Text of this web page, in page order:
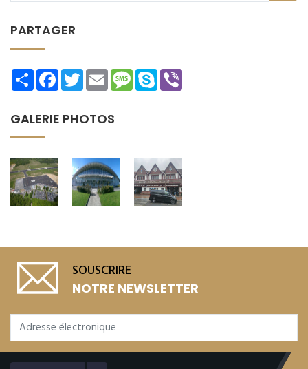
PARTAGER
ShareFacebookTwitterEmailMessage
Skype
GALERIE PHOTOS
SOUSCRIRE
NOTRE NEWSLETTER